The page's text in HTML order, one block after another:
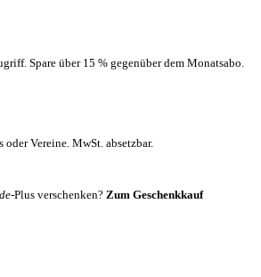
Spare über 15 % gegenüber dem Monatsabo.
oder Vereine. MwSt. absetzbar.
-Plus verschenken? Zum Geschenkkauf